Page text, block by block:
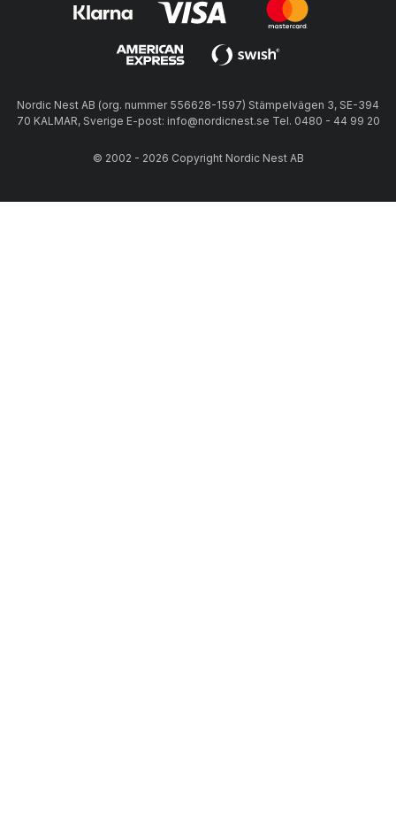
Nordic Nest AB (org. nummer 556628-1597) Stämpelvägen 3, SE-394
70 KALMAR, Sverige E-post: info@nordicnest.se Tel. 0480 - 44 99 20
© 2002 - 2026 Copyright Nordic Nest AB